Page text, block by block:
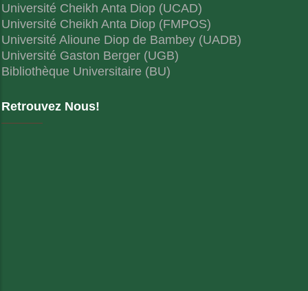
Université Cheikh Anta Diop (UCAD)
Université Cheikh Anta Diop (FMPOS)
Université Alioune Diop de Bambey (UADB)
Université Gaston Berger (UGB)
Bibliothèque Universitaire (BU)
Retrouvez Nous!